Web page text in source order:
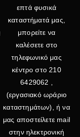
επτά φυσικά
καταστήματά μας,
μπορείτε να
καλέσετε στο
τηλεφωνικό μας
κέντρο στο210
6429062 ,
(εργασιακό ωράριο
καταστημάτων), ή να
μας αποστείλετε mail
στην ηλεκτρονική